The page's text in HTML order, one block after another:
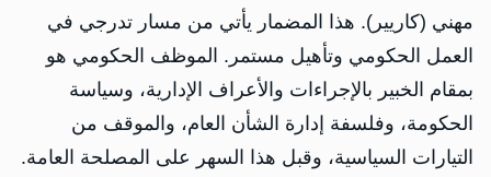
مهني (كاريير). هذا المضمار يأتي من مسار تدرجي في
العمل الحكومي وتأهيل مستمر. الموظف الحكومي هو
بمقام الخبير بالإجراءات والأعراف الإدارية، وسياسة
الحكومة، وفلسفة إدارة الشأن العام، والموقف من
التيارات السياسية، وقبل هذا السهر على المصلحة العامة.